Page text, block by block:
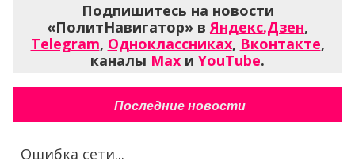
Подпишитесь на новости
«ПолитНавигатор» вЯндекс.Дзен,
Telegram, Одноклассниках, Вконтакте,
каналы Max и YouTube.
Последние новости
Ошибка сети...